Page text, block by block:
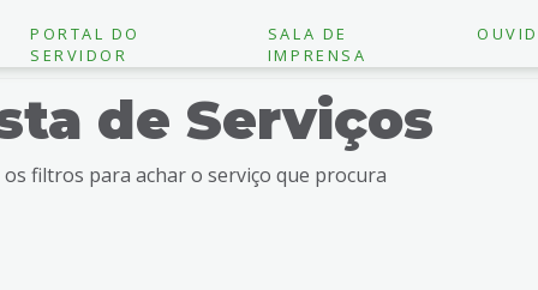
PORTAL DO
SERVIDOR
SALA DE
IMPRENSA
de Serviços
os filtros para achar o serviço que procura